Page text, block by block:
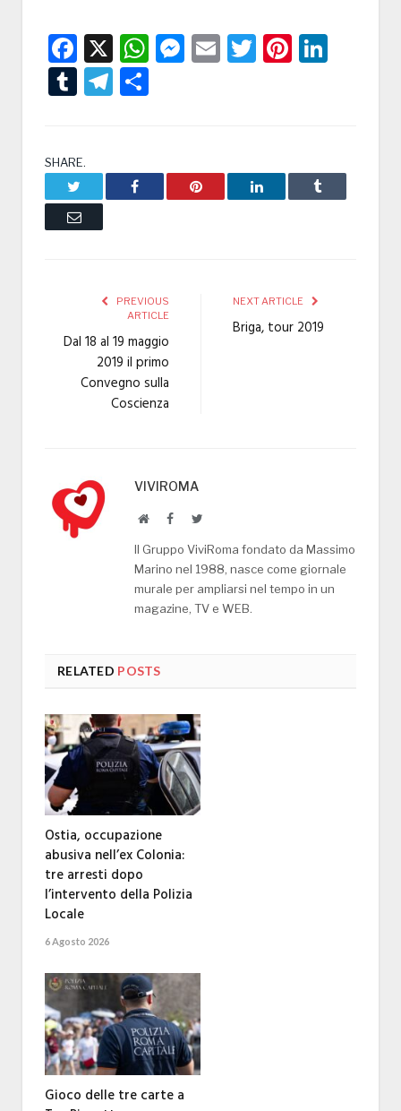
Facebook
X WhatsApp
Messenger
EmailTwitter
TumblrTelegram
SHARE.
Facebook Pinterest LinkedIn Tumblr
Email
PREVIOUS
ARTICLE
Dal 18 al 19 maggio
2019 il primo
Convegno sulla
Coscienza
NEXT ARTICLE
Briga, tour 2019
VIVIROMA
WebsiteFacebookTwitter
Il Gruppo ViviRoma fondato da Massimo
Marino nel 1988, nasce come giornale
murale per ampliarsi nel tempo in un
magazine, TV e WEB.
RELATED POSTS
Ostia, occupazione
abusiva nell’ex Colonia:
tre arresti dopo
l’intervento della Polizia
Locale
6 Agosto 2026
Gioco delle tre carte a